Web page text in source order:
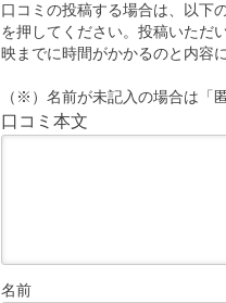
口コミの投稿する場合は、以下
を押してください。投稿いただ
映までに時間がかかるのと内容
（※）名前が未記入の場合は「
口コミ本文
名前